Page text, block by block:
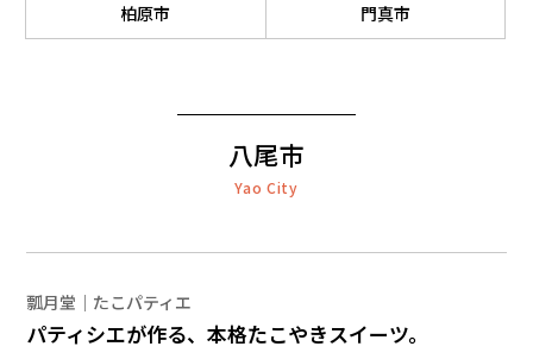
柏原市 門真市
八尾市
Yao City
瓢月堂｜たこパティエ
パティシエが作る、本格たこやきスイーツ。